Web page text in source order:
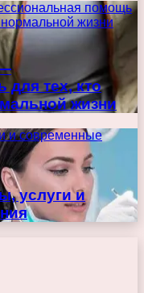
помощь
нормальной жизни
тех, кто
жизни
и современные
услуги и